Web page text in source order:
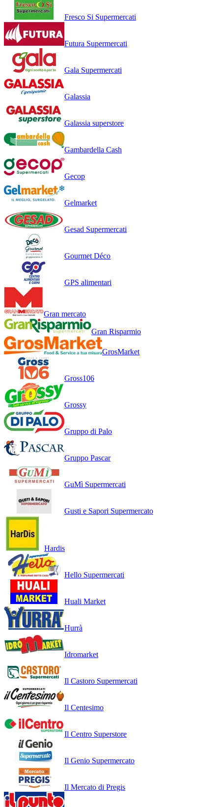
Fresco Si Supermercati
Futura Supermercati
Gala Supermercati
Galassia
Galassia superstore
Gambardella Cash
Gecop
Gelmarket
Gesad Supermercati
Gourmet Déco
GPS alimentari
Gran mercato
Gran Risparmio
GrosMarket
Gross106
Grossy
Gruppo di Palo
Gruppo Pascar
GuMì Supermercati
Gusti e Sapori Supermercato
Hardis
Hello Supermercati
Huali Market
Hurrà
Idromarket
Il Castoro Supermercati
Il Centesimo
Il Centro Superstore
Il Genio Supermercato
Il Mercato di Pregis